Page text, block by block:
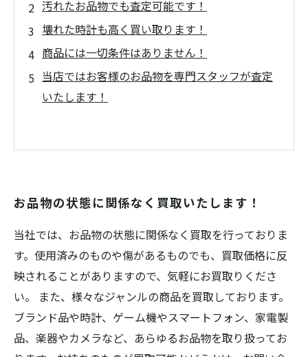
汚れたお品物でも査定可能です！
壊れた時計も高く買い取ります！
商品には一切条件はありません！
当店ではお客様のお品物を専門スタッフが査定
いたします！
お品物の状態に関係なく買取いたします！
当社では、お品物の状態に関係なく買取を行っておりま
す。使用済みのものや傷があるものでも、買取価格に反
映されることがありますので、気軽にお買取りくださ
い。 また、様々なジャンルの商品を買取しております。
ブランド品や時計、ゲーム機やスマートフォン、家電製
品、楽器やカメラなど、あらゆるお品物を取り扱ってお